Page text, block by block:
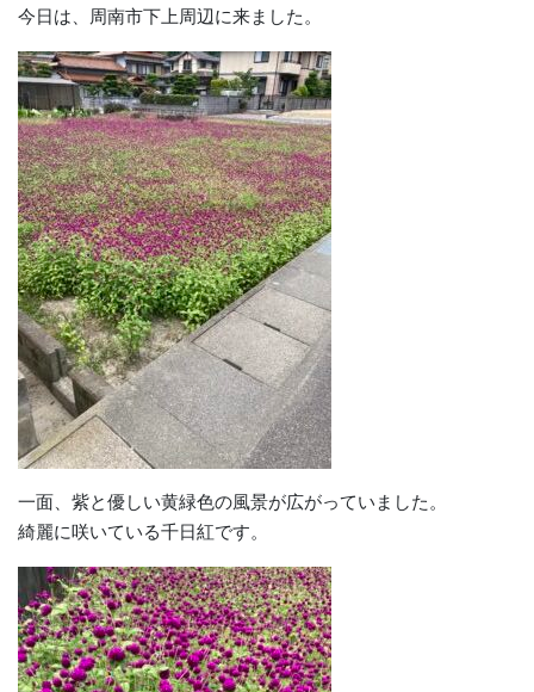
今日は、周南市下上周辺に来ました。
一面、紫と優しい黄緑色の風景が広がっていました。
綺麗に咲いている千日紅です。